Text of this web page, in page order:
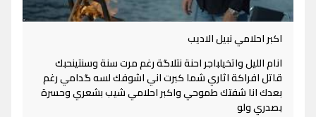
اكبر احلامي نبيل الاديب
انام الليل واتخيلباجر احنة نتلاگة رغم مرت سنة وسنتينحبك
قاتل افراكة اثاري شما كبرت اني اشوفك لسه گدامي رغم
بعدك انا شفتك طموحي واكبر احلامي شيب بشعري وحسرة
بصدري ولو